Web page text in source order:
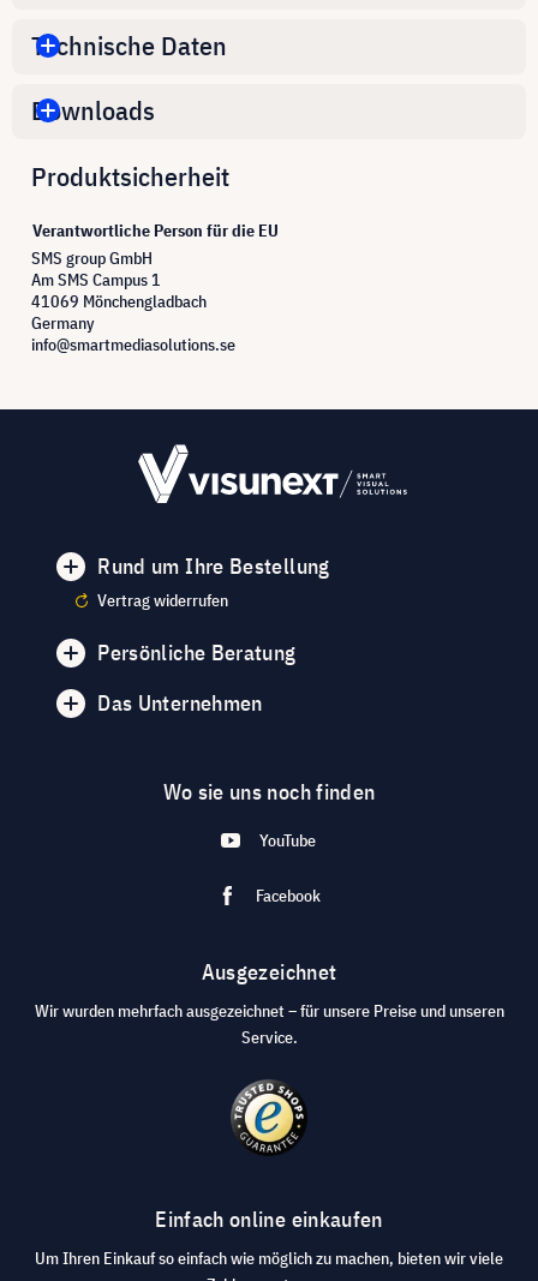
Technische Daten
Downloads
Produktsicherheit
Verantwortliche Person für die EU
SMS group GmbH
Am SMS Campus 1
41069 Mönchengladbach
Germany
info@smartmediasolutions.se
Rund um Ihre Bestellung
Vertrag widerrufen
Persönliche Beratung
Das Unternehmen
Wo sie uns noch finden
YouTube
Facebook
Ausgezeichnet
Wir wurden mehrfach ausgezeichnet – für unsere Preise und unseren
Service.
Einfach online einkaufen
Um Ihren Einkauf so einfach wie möglich zu machen, bieten wir viele